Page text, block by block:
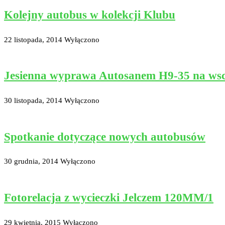
Kolejny autobus w kolekcji Klubu
22 listopada, 2014 Wyłączono
Jesienna wyprawa Autosanem H9-35 na
30 listopada, 2014 Wyłączono
Spotkanie dotyczące nowych autobusów
30 grudnia, 2014 Wyłączono
Fotorelacja z wycieczki Jelczem 120MM/1
29 kwietnia, 2015 Wyłączono